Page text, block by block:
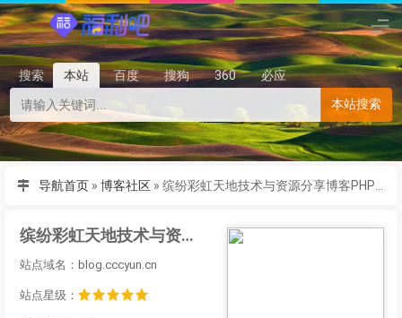
搜索 本站 百度 搜狗 360
必应
本站搜索
导航首页 » 博客社区 »
缤纷彩虹天地技术与资源分享博客PHP原创程序
站点域名：blog.cccyun.cn
站点星级：